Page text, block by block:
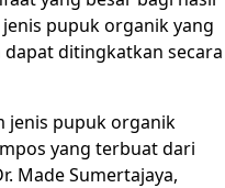
pupuk organik yang
ditingkatkan secara
jenis pupuk organik
yang terbuat dari
Made Sumertajaya,